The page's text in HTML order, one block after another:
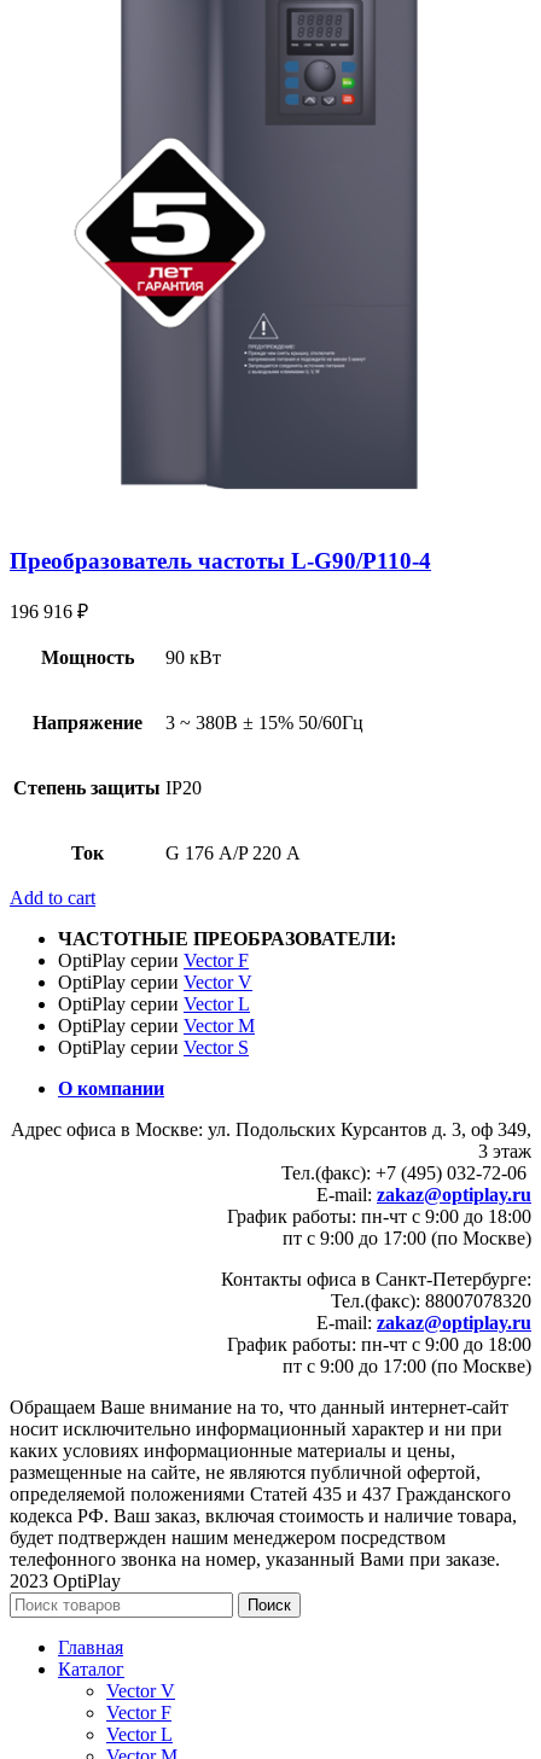
Преобразователь частоты L-G90/P110-4
196 916 ₽
Мощность 90 кВт
Напряжение 3 ~ 380В ± 15% 50/60Гц
Степень защиты IP20
Ток G 176 А/P 220 А
Add to cart
ЧАСТОТНЫЕ ПРЕОБРАЗОВАТЕЛИ:
OptiPlay серии Vector F
OptiPlay серии Vector V
OptiPlay серии Vector L
OptiPlay серии Vector M
OptiPlay серии Vector S
О компании
Адрес офиса в Москве: ул. Подольских Курсантов д. 3, оф 349,
3 этаж
Тел.(факс): +7 (495) 032-72-06
E-mail: zakaz@optiplay.ru
График работы: пн-чт с 9:00 до 18:00
пт с 9:00 до 17:00 (по Москве)
Контакты офиса в Санкт-Петербурге:
Тел.(факс): 88007078320
E-mail: zakaz@optiplay.ru
График работы: пн-чт с 9:00 до 18:00
пт с 9:00 до 17:00 (по Москве)
Обращаем Ваше внимание на то, что данный интернет-сайт
носит исключительно информационный характер и ни при
каких условиях информационные материалы и цены,
размещенные на сайте, не являются публичной офертой,
определяемой положениями Статей 435 и 437 Гражданского
кодекса РФ. Ваш заказ, включая стоимость и наличие товара,
будет подтвержден нашим менеджером посредством
телефонного звонка на номер, указанный Вами при заказе.
2023 OptiPlay
Поиск
Главная
Каталог
Vector V
Vector F
Vector L